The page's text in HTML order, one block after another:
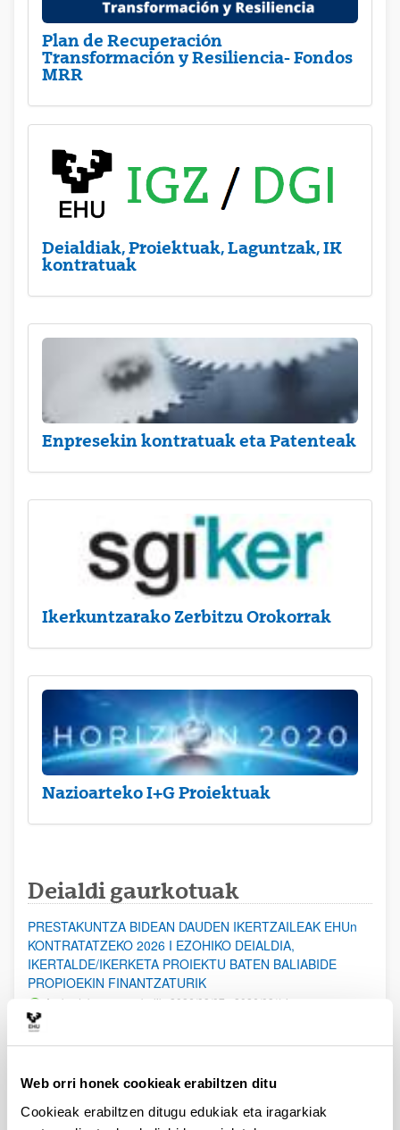
Web orri honek cookieak erabiltzen ditu
Cookieak erabiltzen ditugu edukiak eta iragarkiak
Plan de Recuperación
Transformación y Resiliencia- Fondos
MRR
Deialdiak, Proiektuak, Laguntzak, IK
kontratuak
Enpresekin kontratuak eta Patenteak
Ikerkuntzarako Zerbitzu Orokorrak
Nazioarteko I+G Proiektuak
Deialdi gaurkotuak
PRESTAKUNTZA BIDEAN DAUDEN IKERTZAILEAK EHUn
KONTRATATZEKO 2026 I EZOHIKO DEIALDIA,
IKERTALDE/IKERKETA PROIEKTU BATEN BALIABIDE
PROPIOEKIN FINANTZATURIK
Aurkezteko epea zabalik: 2026/08/07 - 2026/08/14
erosi eta berritzeko laguntzak 2026
Izapide irekia